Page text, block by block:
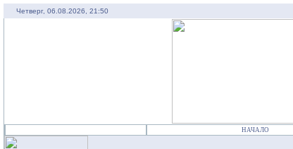
Четверг, 06.08.2026, 21:50
НАЧАЛО